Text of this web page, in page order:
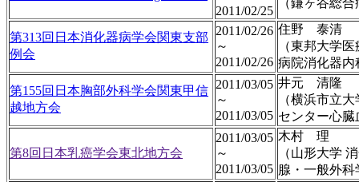
2011/02/25
（鎌ヶ谷総
第313回日本消化器病学会関東支部
例会
2011/02/26
～
2011/02/26
住野 泰清
（東邦大学
病院消化器内
第155回日本胸部外科学会関東甲信
越地方会
2011/03/05
～
2011/03/05
井元 清隆
（横浜市立
センター心
第8回日本乳癌学会東北地方会
2011/03/05
～
2011/03/05
木村 理
（山形大学
腺・一般外科